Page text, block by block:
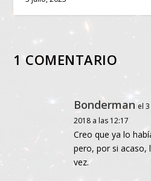
1 COMENTARIO
Bonderman el
2018 a las 12:17
Creo que ya lo
pero, por si acaso,
vez.